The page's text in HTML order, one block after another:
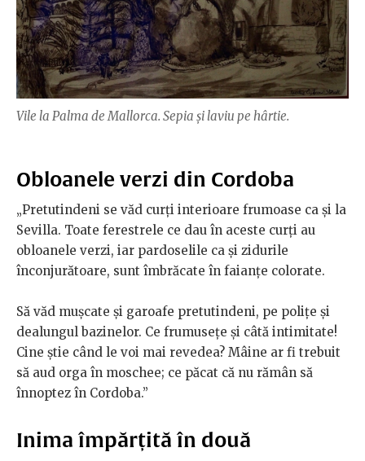
Vile la Palma de Mallorca. Sepia și laviu pe hârtie.
Obloanele verzi din Cordoba
„Pretutindeni se văd curți interioare frumoase ca și la
Sevilla. Toate ferestrele ce dau în aceste curți au
obloanele verzi, iar pardoselile ca și zidurile
înconjurătoare, sunt îmbrăcate în faianțe colorate.
Să văd mușcate și garoafe pretutindeni, pe polițe și
dealungul bazinelor. Ce frumusețe și câtă intimitate!
Cine știe când le voi mai revedea? Mâine ar fi trebuit
să aud orga în moschee; ce păcat că nu rămân să
înnoptez în Cordoba.”
Inima împărțită în două